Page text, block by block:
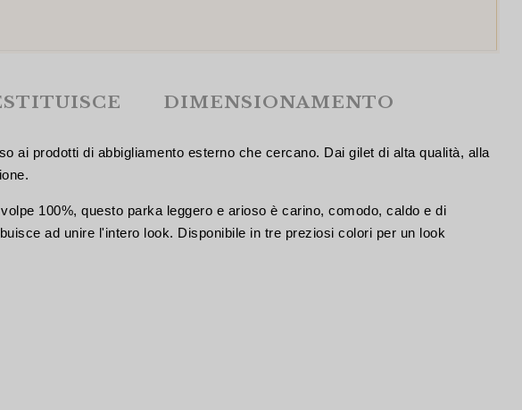
DIMENSIONAMENTO
ai prodotti di abbigliamento esterno che cercano. Dai gilet di alta qualità, alla
100%, questo parka leggero e arioso è carino, comodo, caldo e di
ad unire l'intero look. Disponibile in tre preziosi colori per un look